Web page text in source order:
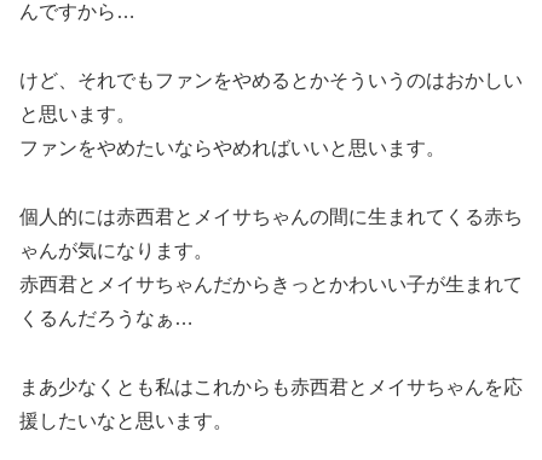
んですから…
けど、それでもファンをやめるとかそういうのはおかしい
と思います。
ファンをやめたいならやめればいいと思います。
個人的には赤西君とメイサちゃんの間に生まれてくる赤ち
ゃんが気になります。
赤西君とメイサちゃんだからきっとかわいい子が生まれて
くるんだろうなぁ…
まあ少なくとも私はこれからも赤西君とメイサちゃんを応
援したいなと思います。